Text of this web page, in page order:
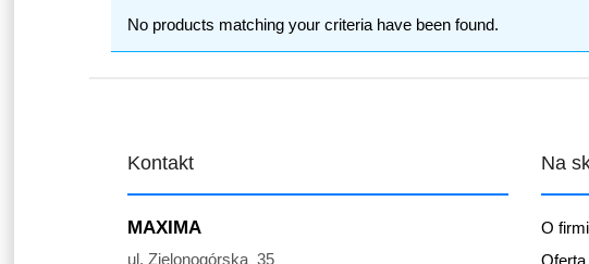
No products matching your criteria have been found.
Kontakt
MAXIMA
ul. Zielonogórska 35
Na
O
Oferta